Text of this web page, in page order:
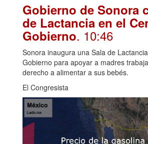
Gobierno de Sonora
de Lactancia en el
Gobierno. 10:46
Sonora inaugura una Sala de
Gobierno para apoyar a madres
derecho a alimentar a sus bebés.
El Congresista